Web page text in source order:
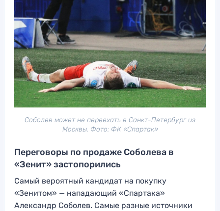
Соболев может не переехать в Санкт-Петербург из
Москвы. Фото: ФК «Спартак»
Переговоры по продаже Соболева в
«Зенит» застопорились
Самый вероятный кандидат на покупку
«Зенитом» — нападающий «Спартака»
Александр Соболев. Самые разные источники